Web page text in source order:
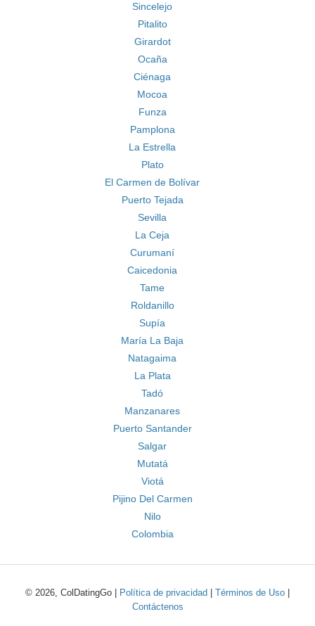
Sincelejo
Pitalito
Girardot
Ocaña
Ciénaga
Mocoa
Funza
Pamplona
La Estrella
Plato
El Carmen de Bolívar
Puerto Tejada
Sevilla
La Ceja
Curumaní
Caicedonia
Tame
Roldanillo
Supía
María La Baja
Natagaima
La Plata
Tadó
Manzanares
Puerto Santander
Salgar
Mutatá
Viotá
Pijino Del Carmen
Nilo
Colombia
© 2026, ColDatingGo | Política de privacidad Términos de Uso
Contáctenos